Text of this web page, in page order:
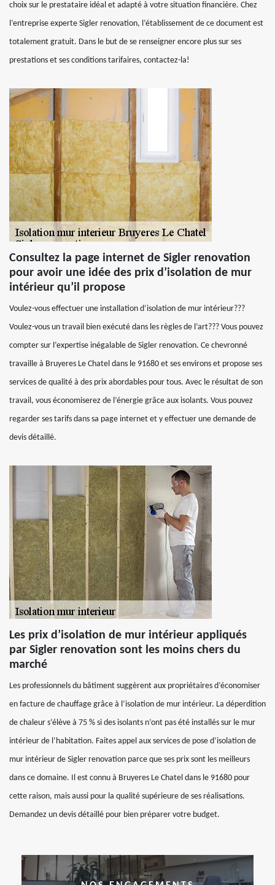
choix sur le prestataire idéal et adapté à votre situation financière. Chez
l’entreprise experte Sigler renovation, l’établissement de ce document est
totalement gratuit. Dans le but de se renseigner encore plus sur ses
prestations et ses conditions tarifaires, contactez-la!
Consultez la page internet de Sigler renovation
pour avoir une idée des prix d’isolation de mur
intérieur qu’il propose
Voulez-vous effectuer une installation d’isolation de mur intérieur???
Voulez-vous un travail bien exécuté dans les règles de l’art??? Vous pouvez
compter sur l’expertise inégalable de Sigler renovation. Ce chevronné
travaille à Bruyeres Le Chatel dans le 91680 et ses environs et propose ses
services de qualité à des prix abordables pour tous. Avec le résultat de son
travail, vous économiserez de l’énergie grâce aux isolants. Vous pouvez
regarder ses tarifs dans sa page internet et y effectuer une demande de
devis détaillé.
Les prix d’isolation de mur intérieur appliqués
par Sigler renovation sont les moins chers du
marché
Les professionnels du bâtiment suggèrent aux propriétaires d’économiser
en facture de chauffage grâce à l’isolation de mur intérieur. La déperdition
de chaleur s’élève à 75 % si des isolants n’ont pas été installés sur le mur
intérieur de l’habitation. Faites appel aux services de pose d’isolation de
mur intérieur de Sigler renovation parce que ses prix sont les meilleurs
dans ce domaine. Il est connu à Bruyeres Le Chatel dans le 91680 pour
cette raison, mais aussi pour la qualité supérieure de ses réalisations.
Demandez un devis détaillé pour bien préparer votre budget.